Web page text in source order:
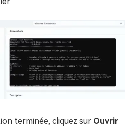
terminée, cliquez sur Ouvrir